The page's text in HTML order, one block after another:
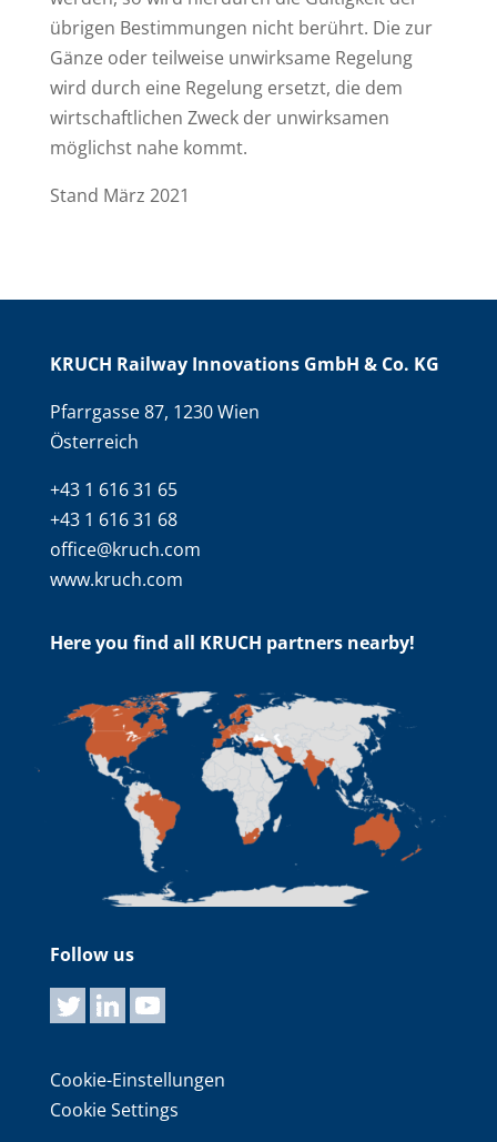
übrigen Bestimmungen nicht berührt. Die zur
Gänze oder teilweise unwirksame Regelung
wird durch eine Regelung ersetzt, die dem
wirtschaftlichen Zweck der unwirksamen
möglichst nahe kommt.
Stand März 2021
KRUCH Railway Innovations GmbH & Co. KG
Pfarrgasse 87, 1230 Wien
Österreich
+43 1 616 31 65
+43 1 616 31 68
office@kruch.com
www.kruch.com
Here you find all KRUCH partners nearby!
Follow us
Cookie-Einstellungen
Cookie Settings